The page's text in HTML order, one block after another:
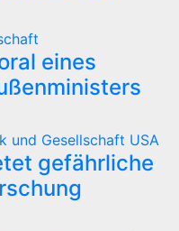
eines
und Gesellschaft USA
gefährliche